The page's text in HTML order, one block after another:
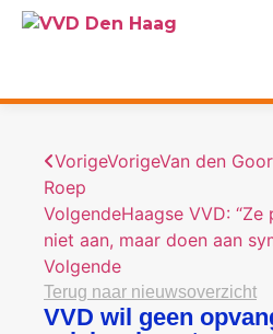
VorigeVorigeVan den
Roep
VolgendeHaagse VVD:
niet aan, maar doen aan
Volgende
Terug naar nieuwsoverzicht
VVD wil geen